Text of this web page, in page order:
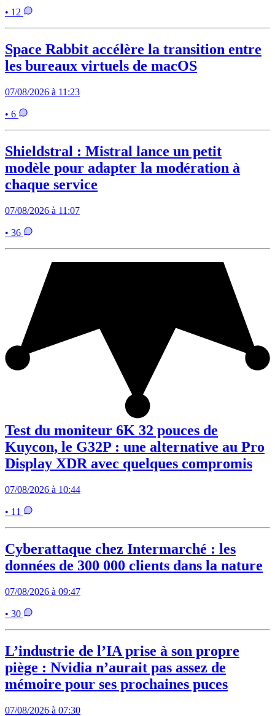
• 12
Space Rabbit accélère la transition entre
les bureaux virtuels de macOS
07/08/2026 à 11:23
• 6
Shieldstral : Mistral lance un petit
modèle pour adapter la modération à
chaque service
07/08/2026 à 11:07
• 36
Test du moniteur 6K 32 pouces de
Kuycon, le G32P : une alternative au Pro
Display XDR avec quelques compromis
07/08/2026 à 10:44
• 11
Cyberattaque chez Intermarché : les
données de 300 000 clients dans la nature
07/08/2026 à 09:47
• 30
L’industrie de l’IA prise à son propre
piège : Nvidia n’aurait pas assez de
mémoire pour ses prochaines puces
07/08/2026 à 07:30